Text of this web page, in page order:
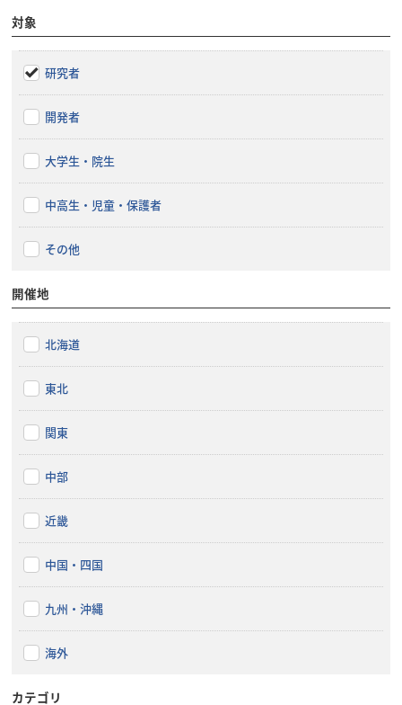
対象
研究者
開発者
大学生・院生
中高生・児童・保護者
その他
開催地
北海道
東北
関東
中部
近畿
中国・四国
九州・沖縄
海外
カテゴリ